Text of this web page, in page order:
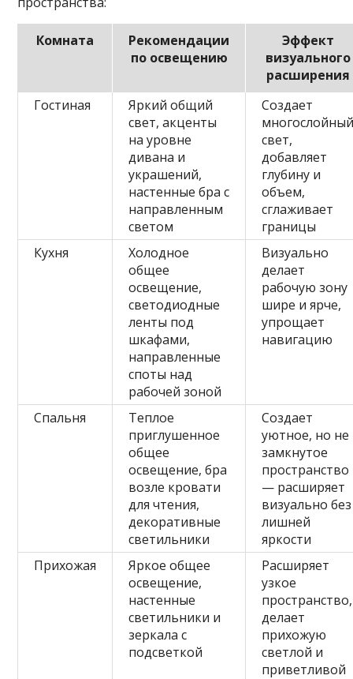
Комната
Рекомендации
по освещению
Эффект
визуального
расширения
Гостиная
Яркий общий
свет, акценты
на уровне
дивана и
украшений,
настенные бра с
направленным
светом
Создает
свет,
добавляет
глубину и
объем,
сглаживает
границы
Кухня
Холодное
общее
освещение,
светодиодные
ленты под
шкафами,
направленные
споты над
рабочей зоной
Визуально
делает
рабочую зону
шире и ярче,
упрощает
навигацию
Спальня
Теплое
приглушенное
общее
освещение, бра
возле кровати
для чтения,
декоративные
светильники
Создает
уютное, но не
замкнутое
пространство
— расширяет
визуально без
лишней
яркости
Прихожая
Яркое общее
освещение,
настенные
светильники и
зеркала с
подсветкой
Расширяет
узкое
пространство,
делает
прихожую
светлой и
приветливой